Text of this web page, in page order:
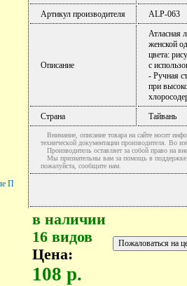
Артикул производителя
ALP-063
Описание
Атласная
женской
цвета:
с
- Ручная
при
Страна
Тайвань
Внимание, описание товара на сайте носит
технической документации производителя. Во
Производитель оставляет за собой право на
Мы признательны вам за помощь в поддержке
пожалуйста, сообщите нам.
в наличии
16 видов
Цена:
108 р.